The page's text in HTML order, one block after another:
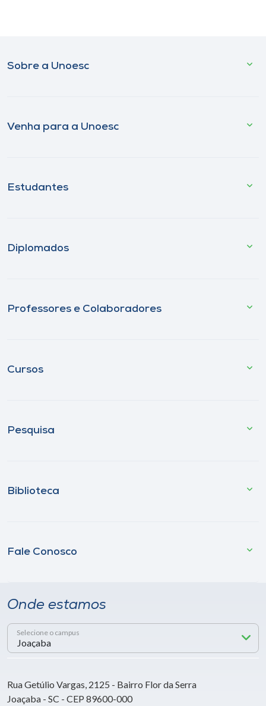
Sobre a Unoesc
Venha para a Unoesc
Estudantes
Diplomados
Professores e Colaboradores
Cursos
Pesquisa
Biblioteca
Fale Conosco
Onde estamos
Selecione o campus
Rua Getúlio Vargas, 2125 - Bairro Flor da Serra
Joaçaba - SC - CEP 89600-000